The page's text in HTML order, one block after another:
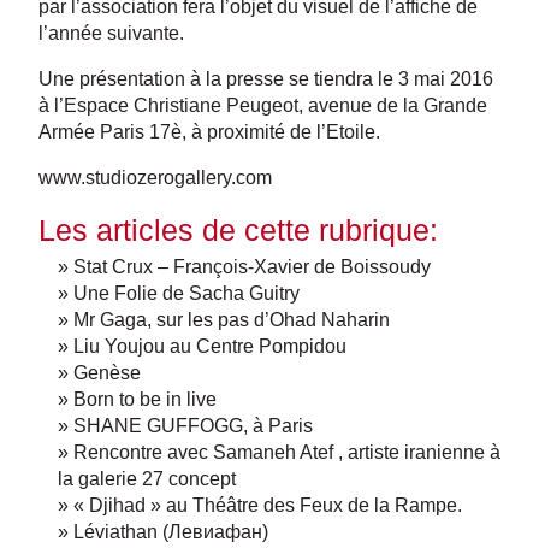
par l’association fera l’objet du visuel de l’affiche de
l’année suivante.
Une présentation à la presse se tiendra le 3 mai 2016
à l’Espace Christiane Peugeot, avenue de la Grande
Armée Paris 17è, à proximité de l’Etoile.
www.studiozerogallery.com
Les articles de cette rubrique:
» Stat Crux – François-Xavier de Boissoudy
» Une Folie de Sacha Guitry
» Mr Gaga, sur les pas d’Ohad Naharin
» Liu Youjou au Centre Pompidou
» Genèse
» Born to be in live
» SHANE GUFFOGG, à Paris
» Rencontre avec Samaneh Atef , artiste iranienne à
la galerie 27 concept
» « Djihad » au Théâtre des Feux de la Rampe.
» Léviathan (Левиафан)